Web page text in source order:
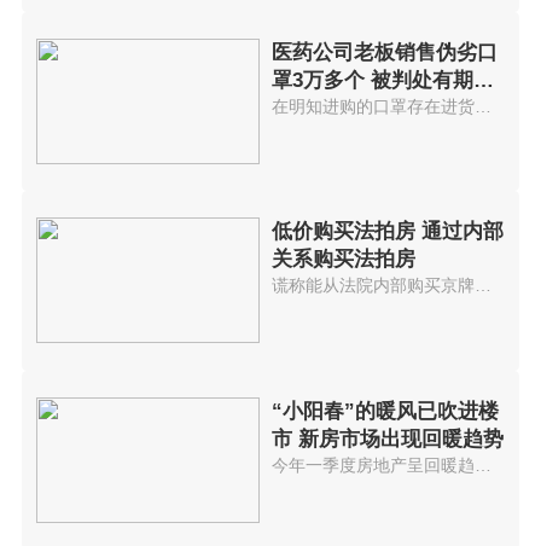
医药公司老板销售伪劣口
罩3万多个 被判处有期徒
刑7年
在明知进购的口罩存在进货渠道不...
低价购买法拍房 通过内部
关系购买法拍房
谎称能从法院内部购买京牌小客车...
“小阳春”的暖风已吹进楼
市 新房市场出现回暖趋势